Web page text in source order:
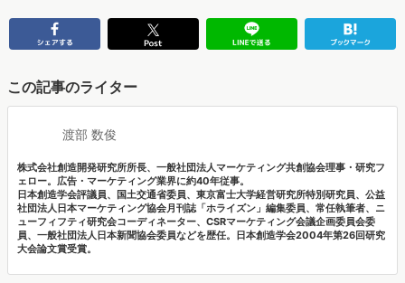
この記事のライター
渡部 数俊
株式会社創造開発研究所所長、一般社団法人マーケティング共創協会理事・研究フ
ェロー。広告・マーケティング業界に約40年従事。
日本創造学会評議員、国土交通省委員、東京富士大学経営研究所特別研究員、公益
社団法人日本マーケティング協会月刊誌「ホライズン」編集委員、常任執筆者、ニ
ューフィフティ研究会コーディネーター、CSRマーケティング会議企画委員会委
員、一般社団法人日本新聞協会委員などを歴任。日本創造学会2004年第26回研究
大会論文賞受賞。